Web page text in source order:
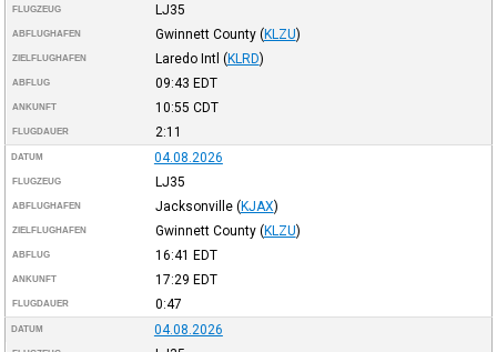
FLUGZEUG LJ35
ABFLUGHAFEN Gwinnett County (KLZU)
ZIELFLUGHAFEN Laredo Intl (KLRD)
ABFLUG 09:43 EDT
ANKUNFT 10:55 CDT
FLUGDAUER 2:11
DATUM 04.08.2026
FLUGZEUG LJ35
ABFLUGHAFEN Jacksonville (KJAX)
ZIELFLUGHAFEN Gwinnett County (KLZU)
ABFLUG 16:41 EDT
ANKUNFT 17:29 EDT
FLUGDAUER 0:47
DATUM 04.08.2026